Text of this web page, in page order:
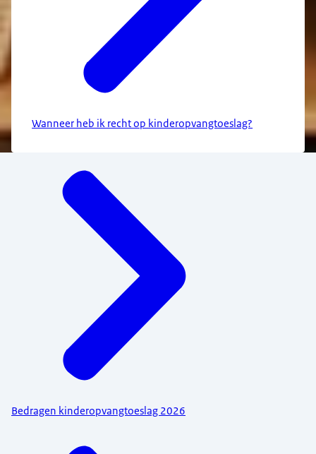
Wanneer heb ik recht op kinderopvangtoeslag?
Bedragen kinderopvangtoeslag 2026